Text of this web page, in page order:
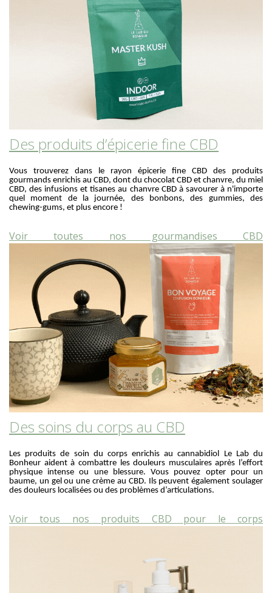
Des produits d’épicerie fine CBD
Vous trouverez dans le rayon épicerie fine CBD des produits
gourmands enrichis au CBD, dont du chocolat CBD et chanvre, du miel
CBD, des infusions et tisanes au chanvre CBD à savourer à n'importe
quel moment de la journée, des bonbons, des gummies, des
chewing-gums, et plus encore !
Voir toutes nos gourmandises CBD
Des soins du corps au CBD
Les produits de soin du corps enrichis au cannabidiol Le Lab du
Bonheur aident à combattre les douleurs musculaires après l’effort
physique intense ou une blessure. Vous pouvez opter pour un
baume, un gel ou une crème au CBD. Ils peuvent également soulager
des douleurs localisées ou des problèmes d’articulations.
Voir tous nos produits CBD pour le corps